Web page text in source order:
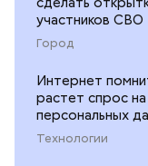
участников СВО
Город
Интернет
растет спрос
персональных
Технологии